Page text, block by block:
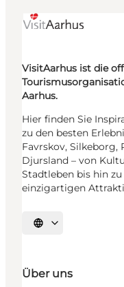
VisitAarhus ist die
Aarhus.
Hier finden Sie
zu den besten
Favrskov, Silkeborg,
Djursland – von
Stadtleben bis hin
einzigartigen
Sprache auswählen
Über uns